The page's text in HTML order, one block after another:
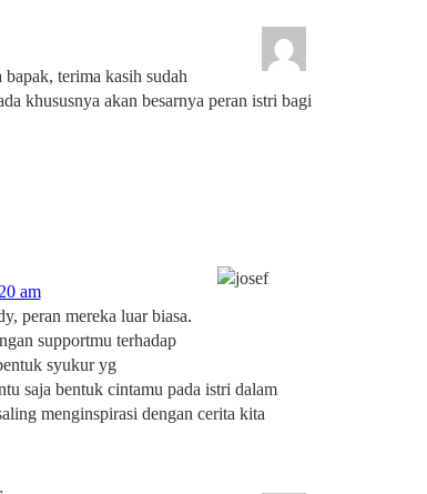
terima kasih sudah
khususnya akan besarnya peran istri bagi
am
peran mereka luar biasa.
supportmu terhadap
syukur yg
saja bentuk cintamu pada istri dalam
menginspirasi dengan cerita kita